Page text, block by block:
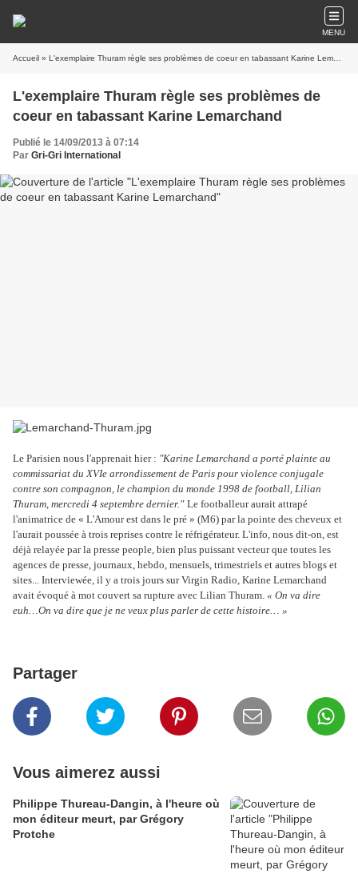
MENU
Accueil » L'exemplaire Thuram règle ses problèmes de coeur en tabassant Karine Lemarchand
L'exemplaire Thuram règle ses problèmes de
coeur en tabassant Karine Lemarchand
Publié le 14/09/2013 à 07:14
Par Gri-Gri International
Le Parisien nous l'apprenait hier : "Karine Lemarchand a porté plainte au
commissariat du XVIe arrondissement de Paris pour violence conjugale
contre son compagnon, le champion du monde 1998 de football, Lilian
Thuram, mercredi 4 septembre dernier." Le footballeur aurait attrapé
l'animatrice de « L'Amour est dans le pré » (M6) par la pointe des cheveux et
l'aurait poussée à trois reprises contre le réfrigérateur. L'info, nous dit-on, est
déjà relayée par la presse people, bien plus puissant vecteur que toutes les
agences de presse, journaux, hebdo, mensuels, trimestriels et autres blogs et
sites... Interviewée, il y a trois jours sur Virgin Radio, Karine Lemarchand
avait évoqué à mot couvert sa rupture avec Lilian Thuram. « On va dire
euh…On va dire que je ne veux plus parler de cette histoire… »
Partager
Vous aimerez aussi
Philippe Thureau-Dangin, à l'heure où
mon éditeur meurt, par Grégory
Protche